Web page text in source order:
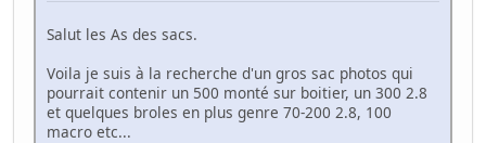
Salut les As des sacs.
Voila je suis à la recherche d'un gros sac photos qui
pourrait contenir un 500 monté sur boitier, un 300 2.8
et quelques broles en plus genre 70-200 2.8, 100
macro etc...